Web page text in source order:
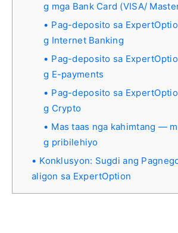
g mga Bank Card (VISA/
Pag-deposito sa
g Internet Banking
Pag-deposito sa
g E-payments
Pag-deposito sa
g Crypto
Mas taas nga kahimtang —
g pribilehiyo
Konklusyon: Sugdi ang
aligon sa ExpertOption